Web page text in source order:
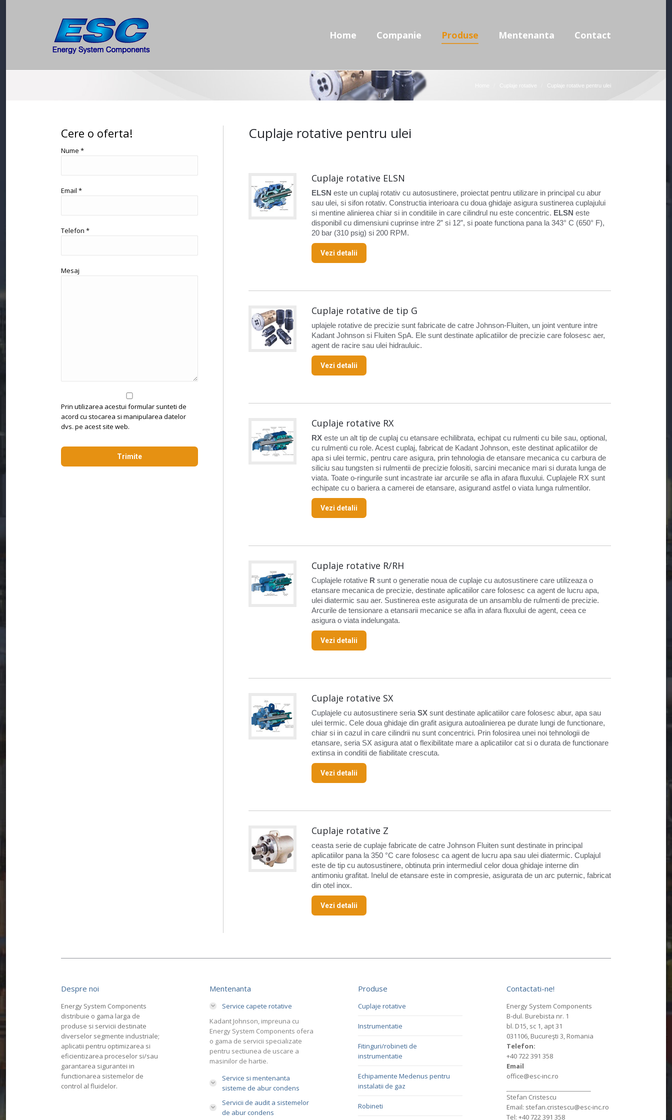
Home Companie Produse Mentenanta Contact
Cuplaje rotative Cuplaje rotative pentru ulei
Cuplaje rotative pentru ulei
Cuplaje rotative ELSN
ELSN este un cuplaj rotativ cu autosustinere, proiectat pentru utilizare in principal cu abur
sau ulei, si sifon rotativ. Constructia interioara cu doua ghidaje asigura sustinerea cuplajului
si mentine alinierea chiar si in conditiile in care cilindrul nu este concentric. ELSN este
disponibil cu dimensiuni cuprinse intre 2” si 12”, si poate functiona pana la 343° C (650° F),
20 bar (310 psig) si 200 RPM.
Vezi detalii
Cuplaje rotative de tip G
uplajele rotative de precizie sunt fabricate de catre Johnson-Fluiten, un joint venture intre
Kadant Johnson si Fluiten SpA. Ele sunt destinate aplicatiilor de precizie care folosesc aer,
agent de racire sau ulei hidrauluic.
Vezi detalii
Cuplaje rotative RX
RX este un alt tip de cuplaj cu etansare echilibrata, echipat cu rulmenti cu bile sau, optional,
cu rulmenti cu role. Acest cuplaj, fabricat de Kadant Johnson, este destinat aplicatiilor de
apa si ulei termic, pentru care asigura, prin tehnologia de etansare mecanica cu carbura de
siliciu sau tungsten si rulmentii de precizie folositi, sarcini mecanice mari si durata lunga de
viata. Toate o-ringurile sunt incastrate iar arcurile se afla in afara fluxului. Cuplajele RX sunt
echipate cu o bariera a camerei de etansare, asigurand astfel o viata lunga rulmentilor.
Vezi detalii
Cuplaje rotative R/RH
Cuplajele rotativeR sunt o generatie noua de cuplaje cu autosustinere care utilizeaza o
etansare mecanica de precizie, destinate aplicatiilor care folosesc ca agent de lucru apa,
ulei diatermic sau aer. Sustinerea este asigurata de un ansamblu de rulmenti de precizie.
Arcurile de tensionare a etansarii mecanice se afla in afara fluxului de agent, ceea ce
asigura o viata indelungata.
Vezi detalii
Cuplaje rotative SX
Cuplajele cu autosustinere seria SXsunt destinate aplicatiilor care folosesc abur, apa sau
ulei termic. Cele doua ghidaje din grafit asigura autoalinierea pe durate lungi de functionare,
chiar si in cazul in care cilindrii nu sunt concentrici. Prin folosirea unei noi tehnologii de
etansare, seria SX asigura atat o flexibilitate mare a aplicatiilor cat si o durata de functionare
extinsa in conditii de fiabilitate crescuta.
Vezi detalii
Cuplaje rotative Z
ceasta serie de cuplaje fabricate de catre Johnson Fluiten sunt destinate in principal
aplicatiilor pana la 350 °C care folosesc ca agent de lucru apa sau ulei diatermic. Cuplajul
este de tip cu autosustinere, obtinuta prin intermediul celor doua ghidaje interne din
antimoniu grafitat. Inelul de etansare este in compresie, asigurata de un arc puternic, fabricat
din otel inox.
Vezi detalii
Cere o oferta!
Nume *
Email *
Telefon *
Mesaj
Prin utilizarea acestui formular sunteti de
acord cu stocarea si manipularea datelor
dvs. pe acest site web.
Despre noi
Energy System Components
distribuie o gama larga de
produse si servicii destinate
diverselor segmente industriale;
aplicatii pentru optimizarea si
eficientizarea proceselor si/sau
garantarea sigurantei in
functionarea sistemelor de
control al fluidelor.
Mentenanta
Service capete rotative
Kadant Johnson, impreuna cu
Energy System Components ofera
o gama de servicii specializate
pentru sectiunea de uscare a
masinilor de hartie.
Service si mentenanta
sisteme de abur condens
Servicii de audit a sistemelor
de abur condens
Produse
Cuplaje rotative
Instrumentatie
Fitinguri/robineti de
instrumentatie
Echipamente Medenus pentru
instalatii de gaz
Robineti
Contactati-ne!
Energy System Components
B-dul. Burebista nr. 1
bl. D15, sc 1, apt 31
031106, Bucureşti 3, Romania
Telefon:
+40 722 391 358
Email
office@esc-inc.ro
Stefan Cristescu
Email: stefan.cristescu@esc-inc.ro
Tel: +40 722 391 358